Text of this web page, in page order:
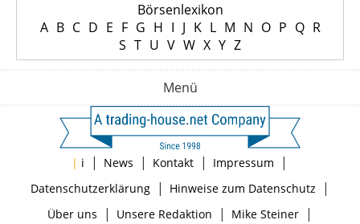
Börsenlexikon
A B C D E F G H I J K L M N O P Q R
S T U V W X Y Z
Menü
| i | News | Kontakt | Impressum |
Datenschutzerklärung| Hinweise zum Datenschutz |
Über uns | Unsere Redaktion | Mike Steiner|